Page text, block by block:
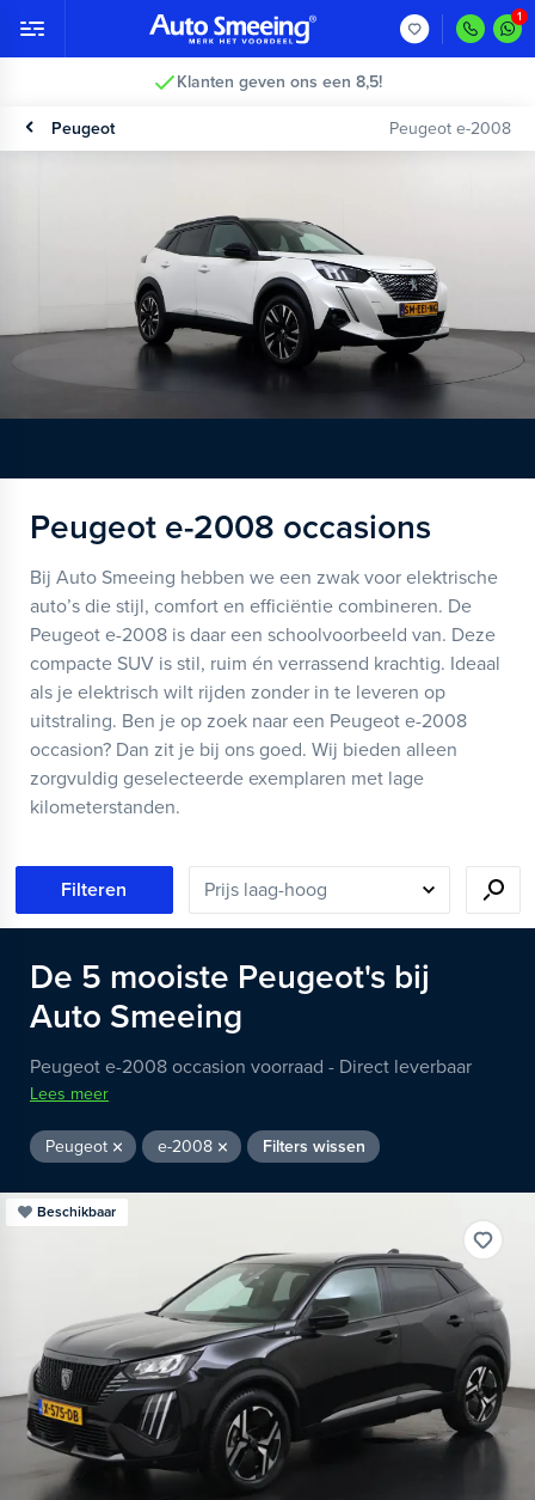
Klanten geven ons een 8,5!
Peugeot Peugeot e-2008
Peugeot e-2008 occasions
Bij Auto Smeeing hebben we een zwak voor elektrische
auto’s die stijl, comfort en efficiëntie combineren. De
Peugeot e-2008 is daar een schoolvoorbeeld van. Deze
compacte SUV is stil, ruim én verrassend krachtig. Ideaal
als je elektrisch wilt rijden zonder in te leveren op
uitstraling. Ben je op zoek naar een Peugeot e-2008
occasion? Dan zit je bij ons goed. Wij bieden alleen
zorgvuldig geselecteerde exemplaren met lage
kilometerstanden.
Filteren
De 5 mooiste Peugeot's bij
Auto Smeeing
Peugeot e-2008 occasion voorraad - Direct leverbaar
Lees meer
Peugeot e-2008 Filters wissen
Beschikbaar